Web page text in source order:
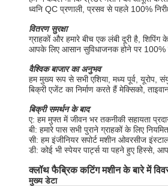
ध्वनि QC प्रणाली, प्रसव से पहले 100%
वितरण सुरक्षा
ग्राहकों और हमारे बीच एक लंबी दूरी है,
आपके लिए आसान सुविधाजनक होने पर 100%
वैश्विक बाजार का अनुभव
हम मुख्य रूप से सभी एशिया, मध्य पूर्व, यूरोप,
बिक्री एजेंट का निर्माण करते हैं मेक्सिको,
बिक्री समर्थन के बाद
ए: हम मुफ्त में जीवन भर तकनीकी सहायता
बी: हमारे पास सभी पुराने ग्राहकों के लिए
सी: हम इंजीनियर सपोर्ट मशीन ओवरसीज
डी: कोई भी स्पेयर पार्ट्स या पहने हुए हिस्से,
क्लॉथ फैब्रिक कटिंग मशीन के बारे में
मुख्य डेटा